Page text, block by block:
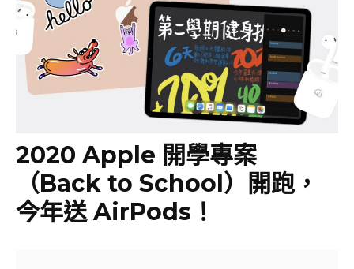
2020 Apple 開學專案
（Back to School）開跑，
今年送 AirPods！